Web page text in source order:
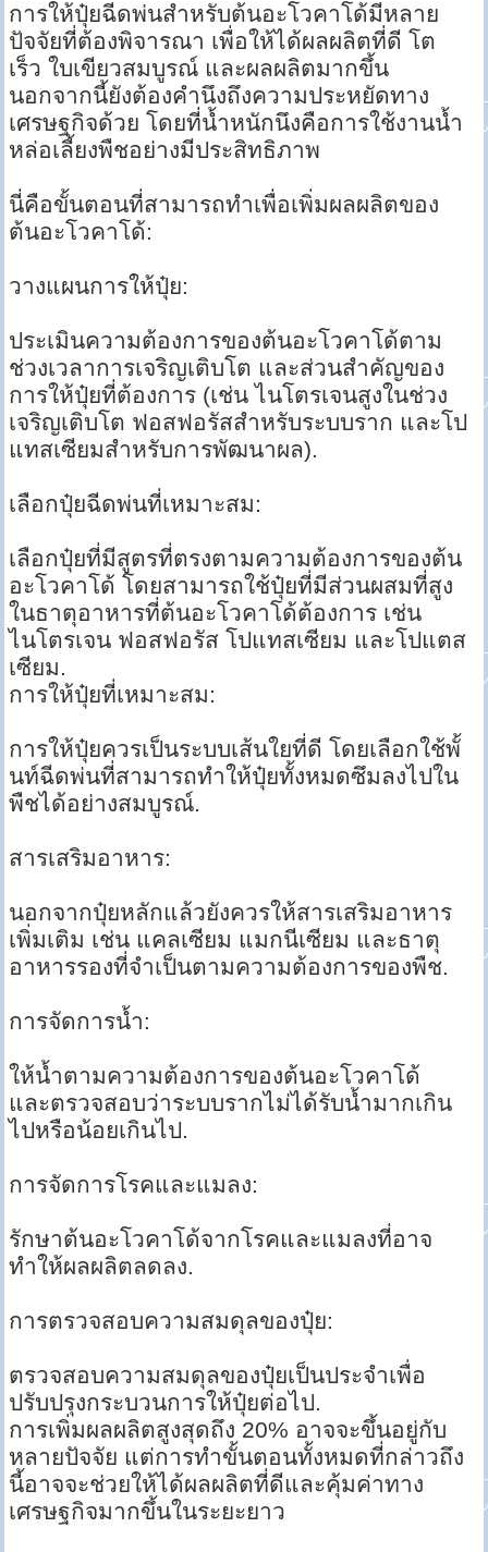
การให้ปุ๋ยฉีดพ่นสำหรับต้นอะโวคาโด้มีหลาย
ปัจจัยที่ต้องพิจารณา เพื่อให้ได้ผลผลิตที่ดี โต
เร็ว ใบเขียวสมบูรณ์ และผลผลิตมากขึ้น
นอกจากนี้ยังต้องคำนึงถึงความประหยัดทาง
เศรษฐกิจด้วย โดยที่น้ำหนักนึงคือการใช้งานน้ำ
หล่อเลี้ยงพืชอย่างมีประสิทธิภาพ
นี่คือขั้นตอนที่สามารถทำเพื่อเพิ่มผลผลิตของ
ต้นอะโวคาโด้:
วางแผนการให้ปุ๋ย:
ประเมินความต้องการของต้นอะโวคาโด้ตาม
ช่วงเวลาการเจริญเติบโต และส่วนสำคัญของ
การให้ปุ๋ยที่ต้องการ (เช่น ไนโตรเจนสูงในช่วง
เจริญเติบโต ฟอสฟอรัสสำหรับระบบราก และโป
แทสเซียมสำหรับการพัฒนาผล).
เลือกปุ๋ยฉีดพ่นที่เหมาะสม:
เลือกปุ๋ยที่มีสูตรที่ตรงตามความต้องการของต้น
อะโวคาโด้ โดยสามารถใช้ปุ๋ยที่มีส่วนผสมที่สูง
ในธาตุอาหารที่ต้นอะโวคาโด้ต้องการ เช่น
ไนโตรเจน ฟอสฟอรัส โปแทสเซียม และโปแตส
เซียม.
การให้ปุ๋ยที่เหมาะสม:
การให้ปุ๋ยควรเป็นระบบเส้นใยที่ดี โดยเลือกใช้พั้
นท์ฉีดพ่นที่สามารถทำให้ปุ๋ยทั้งหมดซึมลงไปใน
พืชได้อย่างสมบูรณ์.
สารเสริมอาหาร:
นอกจากปุ๋ยหลักแล้วยังควรให้สารเสริมอาหาร
เพิ่มเติม เช่น แคลเซียม แมกนีเซียม และธาตุ
อาหารรองที่จำเป็นตามความต้องการของพืช.
การจัดการน้ำ:
ให้น้ำตามความต้องการของต้นอะโวคาโด้
และตรวจสอบว่าระบบรากไม่ได้รับน้ำมากเกิน
ไปหรือน้อยเกินไป.
การจัดการโรคและแมลง:
รักษาต้นอะโวคาโด้จากโรคและแมลงที่อาจ
ทำให้ผลผลิตลดลง.
การตรวจสอบความสมดุลของปุ๋ย:
ตรวจสอบความสมดุลของปุ๋ยเป็นประจำเพื่อ
ปรับปรุงกระบวนการให้ปุ๋ยต่อไป.
การเพิ่มผลผลิตสูงสุดถึง 20% อาจจะขึ้นอยู่กับ
หลายปัจจัย แต่การทำขั้นตอนทั้งหมดที่กล่าวถึง
นี้อาจจะช่วยให้ได้ผลผลิตที่ดีและคุ้มค่าทาง
เศรษฐกิจมากขึ้นในระยะยาว